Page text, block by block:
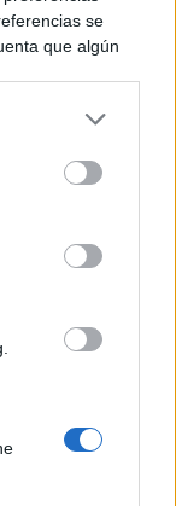
se
que algún
sus preferencias
en la
more Google
including but
may click to
below Google
visitar el